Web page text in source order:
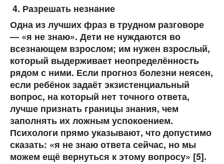
Разрешать незнание
Одна из лучших фраз в трудном разговоре
— «я не знаю». Дети не нуждаются во
всезнающем взрослом; им нужен взрослый,
который выдерживает неопределённость
рядом с ними. Если прогноз болезни неясен,
если ребёнок задаёт экзистенциальный
вопрос, на который нет точного ответа,
лучше признать границы знания, чем
заполнять их ложным успокоением.
Психологи прямо указывают, что допустимо
сказать: «я не знаю ответа сейчас, но мы
можем ещё вернуться к этому вопросу» [5].